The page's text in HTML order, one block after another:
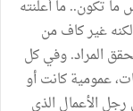
تكون.. ما أعلنته
غير كاف من
المراد. وفي كل
عمومية كانت أو
الأعمال الذي